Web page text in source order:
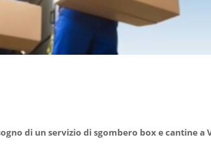
di un servizio di sgombero box e cantine a